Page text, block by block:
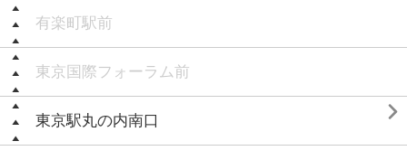
有楽町駅前
東京国際フォーラム前
東京駅丸の内南口 